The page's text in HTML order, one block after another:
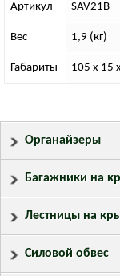
Артикул SAV21B
Вес 1,9 (кг)
Габариты 105 x 15
Органайзеры
Багажники на
Лестницы на
Силовой обвес